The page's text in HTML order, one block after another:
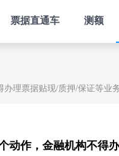
票据直通车 测额
办理票据贴现/质押/保证等业
动作，金融机构不得